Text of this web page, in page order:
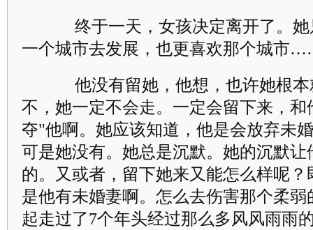
终于一天，女孩决定离开了。她
一个城市去发展，也更喜欢那个城市
他没有留她，他想，也许她根本
不，她一定不会走。一定会留下来，
夺"他啊。她应该知道，他是会放弃未
可是她没有。她总是沉默。她的沉默
的。又或者，留下她来又能怎么样呢
是他有未婚妻啊。怎么去伤害那个柔
起走过了7个年头经过那么多风风雨雨